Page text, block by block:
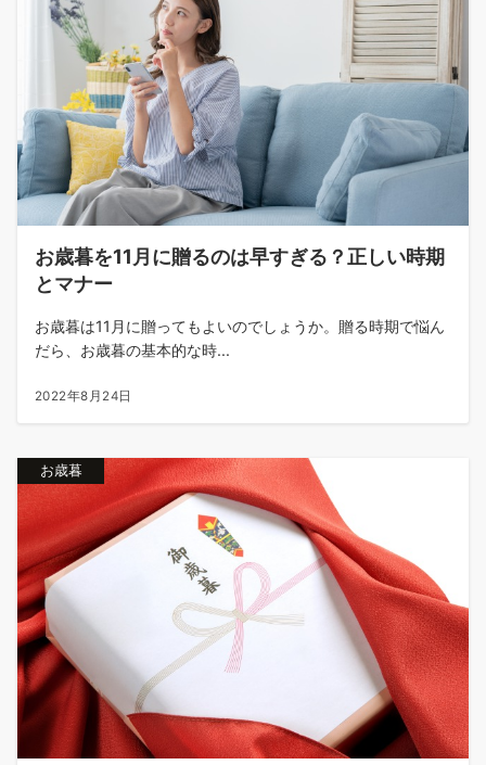
お歳暮を11月に贈るのは早すぎる？正しい時期
とマナー
お歳暮は11月に贈ってもよいのでしょうか。贈る時期で悩ん
だら、お歳暮の基本的な時...
2022年8月24日
お歳暮